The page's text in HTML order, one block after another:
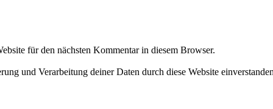
für den nächsten Kommentar in diesem Browser.
und Verarbeitung deiner Daten durch diese Website